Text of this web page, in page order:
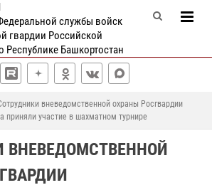
службы войск
гвардии Российской
Республике Башкортостан
вневедомственной охраны Росгвардии
приняли участие в шахматном турнире
ВНЕВЕДОМСТВЕННОЙ